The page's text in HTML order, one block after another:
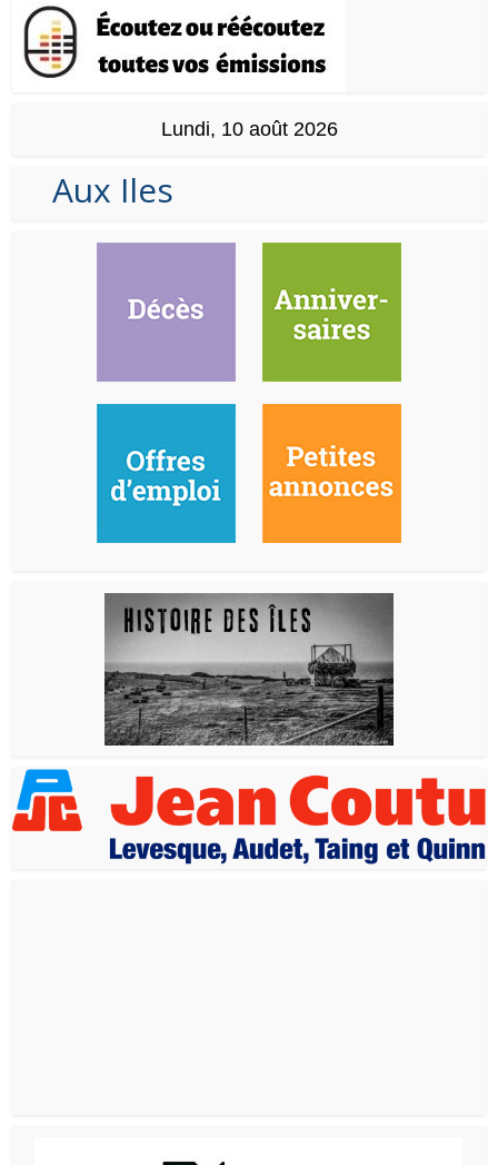
Lundi, 10 août 2026
Aux Iles